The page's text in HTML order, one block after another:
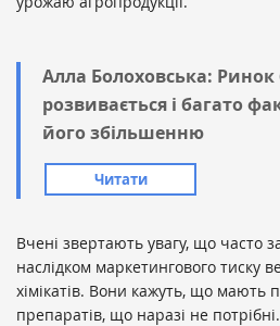
Алла Болоховська: Ринок
розвивається і багато
його збільшенню
Читати
Вчені звертають увагу, що часто
наслідком маркетингового тиску
хімікатів. Вони кажуть, що мають
препаратів, що наразі не